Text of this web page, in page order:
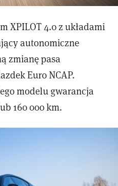
XPILOT 4.0 z układami
autonomiczne
zmianę pasa
Euro NCAP.
modelu gwarancja
160 000 km.